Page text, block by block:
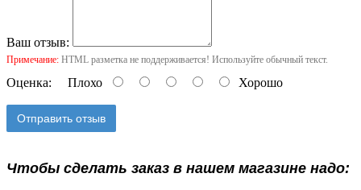
Ваш отзыв:
Примечание: HTML разметка не поддерживается! Используйте обычный текст.
Оценка: Плохо Хорошо
Отправить отзыв
Чтобы сделать заказ в нашем магазине надо: